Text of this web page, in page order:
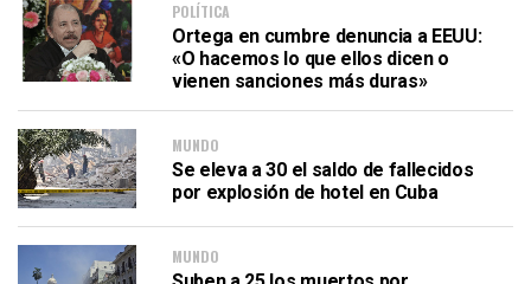
POLÍTICA
Ortega en cumbre denuncia a EEUU:
«O hacemos lo que ellos dicen o
vienen sanciones más duras»
MUNDO
Se eleva a 30 el saldo de fallecidos
por explosión de hotel en Cuba
MUNDO